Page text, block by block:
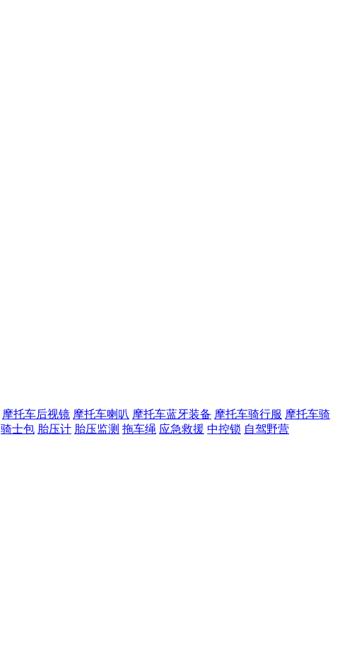
摩托车后视镜 摩托车喇叭 摩托车蓝牙装备 摩托车骑行服 摩托车骑
骑士包 胎压计 胎压监测 拖车绳 应急救援 中控锁 自驾野营